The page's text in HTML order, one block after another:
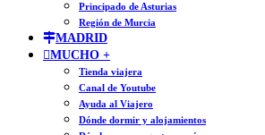
Principado de Asturias
Región de Murcia
MADRID
MUCHO +
Tienda viajera
Canal de Youtube
Ayuda al Viajero
Dónde dormir y alojamientos